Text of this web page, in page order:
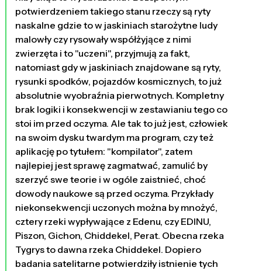
potwierdzeniem takiego stanu rzeczy są ryty
naskalne gdzie to w jaskiniach starożytne ludy
malowły czy rysowały współżyjące z nimi
zwierzęta i to "uczeni", przyjmują za fakt,
natomiast gdy w jaskiniach znajdowane są ryty,
rysunki spodków, pojazdów kosmicznych, to już
absolutnie wyobraźnia pierwotnych. Kompletny
brak logiki i konsekwencji w zestawianiu tego co
stoi im przed oczyma. Ale tak to już jest, człowiek
na swoim dysku twardym ma program, czy też
aplikację po tytułem: "kompilator", zatem
najlepiej jest sprawę zagmatwać, zamulić by
szerzyć swe teorie i w ogóle zaistnieć, choć
dowody naukowe są przed oczyma. Przykłady
niekonsekwencji uczonych można by mnożyć,
cztery rzeki wypływające z Edenu, czy EDINU,
Piszon, Gichon, Chiddekel, Perat. Obecna rzeka
Tygrys to dawna rzeka Chiddekel. Dopiero
badania satelitarne potwierdziły istnienie tych